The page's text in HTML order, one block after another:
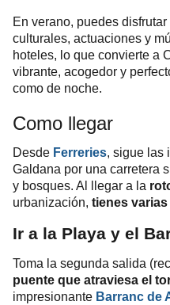
En verano, puedes
culturales, actuaciones y
hoteles, lo que convierte a
vibrante, acogedor y
como de noche.
Como llegar
Desde Ferreries, sigue las
Galdana por una carretera
y bosques. Al llegar a la
urbanización, tienes
Ir a la Playa y el
Toma la segunda salida
puente que atraviesa el
impresionante Barranc de